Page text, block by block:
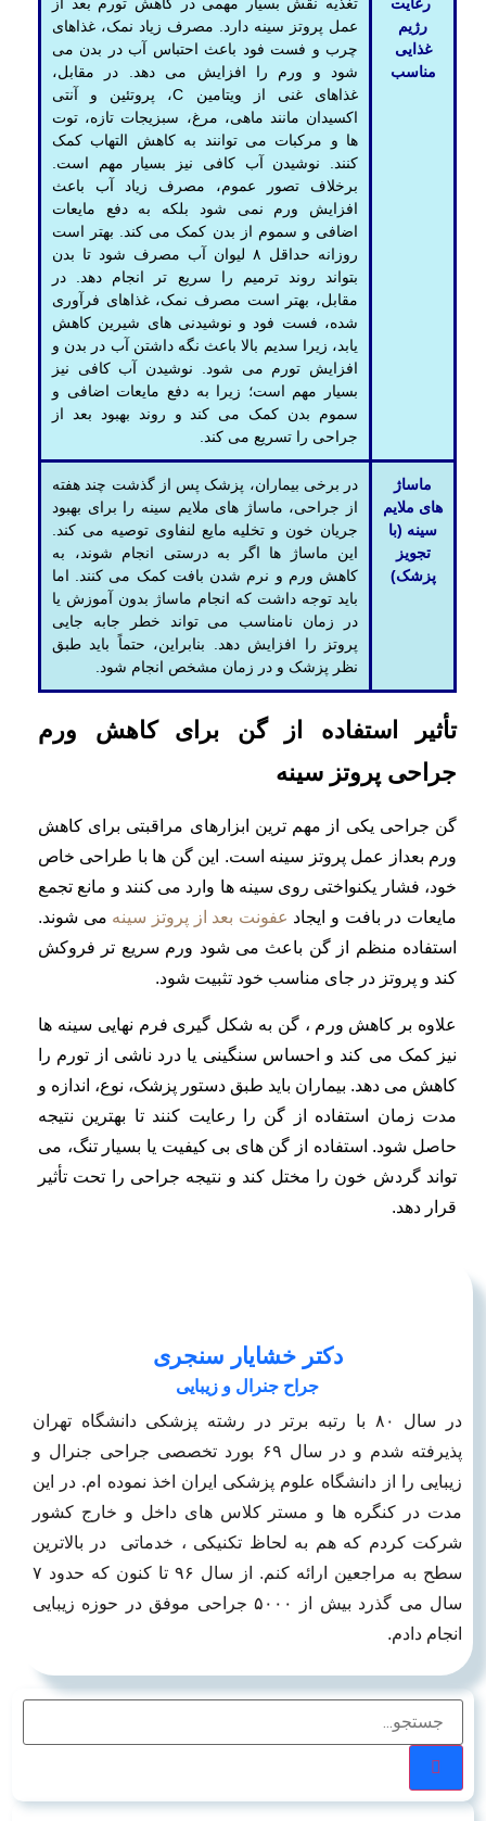
رعایت
رژیم
غذایی
مناسب
تغذیه نقش بسیار مهمی در کاهش تورم بعد از
عمل پروتز سینه دارد. مصرف زیاد نمک، غذاهای
چرب و فست فود باعث احتباس آب در بدن می
شود و ورم را افزایش می دهد. در مقابل،
غذاهای غنی از ویتامین C، پروتئین و آنتی
اکسیدان مانند ماهی، مرغ، سبزیجات تازه، توت
ها و مرکبات می توانند به کاهش التهاب کمک
کنند. نوشیدن آب کافی نیز بسیار مهم است.
برخلاف تصور عموم، مصرف زیاد آب باعث
افزایش ورم نمی شود بلکه به دفع مایعات
اضافی و سموم از بدن کمک می کند. بهتر است
روزانه حداقل ۸ لیوان آب مصرف شود تا بدن
بتواند روند ترمیم را سریع تر انجام دهد. در
مقابل، بهتر است مصرف نمک، غذاهای فرآوری‌
شده، فست ‌فود و نوشیدنی‌ های شیرین کاهش
یابد، زیرا سدیم بالا باعث نگه ‌داشتن آب در بدن و
افزایش تورم می ‌شود. نوشیدن آب کافی نیز
بسیار مهم است؛ زیرا به دفع مایعات اضافی و
سموم بدن کمک می‌ کند و روند بهبود بعد از
جراحی را تسریع می‌ کند.
ماساژ
های ملایم
سینه (با
تجویز
پزشک)
در برخی بیماران، پزشک پس از گذشت چند هفته
از جراحی، ماساژ های ملایم سینه را برای بهبود
جریان خون و تخلیه مایع لنفاوی توصیه می کند.
این ماساژ ها اگر به درستی انجام شوند، به
کاهش ورم و نرم شدن بافت کمک می کنند. اما
باید توجه داشت که انجام ماساژ بدون آموزش یا
در زمان نامناسب می تواند خطر جابه جایی
پروتز را افزایش دهد. بنابراین، حتماً باید طبق
نظر پزشک و در زمان مشخص انجام شود.
تأثیر استفاده از گن برای کاهش ورم
جراحی پروتز سینه
گن جراحی یکی از مهم ترین ابزارهای مراقبتی برای کاهش
ورم بعداز عمل پروتز سینه است. این گن ها با طراحی خاص
خود، فشار یکنواختی روی سینه ها وارد می کنند و مانع تجمع
مایعات در بافت و ایجاد عفونت بعد از پروتز سینه می شوند.
استفاده منظم از گن باعث می شود ورم سریع تر فروکش
کند و پروتز در جای مناسب خود تثبیت شود.
علاوه بر کاهش ورم ، گن به شکل گیری فرم نهایی سینه ها
نیز کمک می کند و احساس سنگینی یا درد ناشی از تورم را
کاهش می دهد. بیماران باید طبق دستور پزشک، نوع، اندازه و
مدت زمان استفاده از گن را رعایت کنند تا بهترین نتیجه
حاصل شود. استفاده از گن های بی کیفیت یا بسیار تنگ، می
تواند گردش خون را مختل کند و نتیجه جراحی را تحت تأثیر
قرار دهد.
دکتر خشایار سنجری
جراح جنرال و زیبایی
در سال ۸۰ با رتبه برتر در رشته پزشکی دانشگاه تهران
پذیرفته شدم و در سال ۶۹ بورد تخصصی جراحی جنرال و
زیبایی را از دانشگاه علوم پزشکی ایران اخذ نموده ام. در این
مدت در کنگره ها و مستر کلاس های داخل و خارج کشور
شرکت کردم که هم به لحاظ تکنیکی ، خدماتی در بالاترین
سطح به مراجعین ارائه کنم. از سال ۹۶ تا کنون که حدود ۷
سال می گذرد بیش از ۵۰۰۰ جراحی موفق در حوزه زیبایی
انجام دادم.